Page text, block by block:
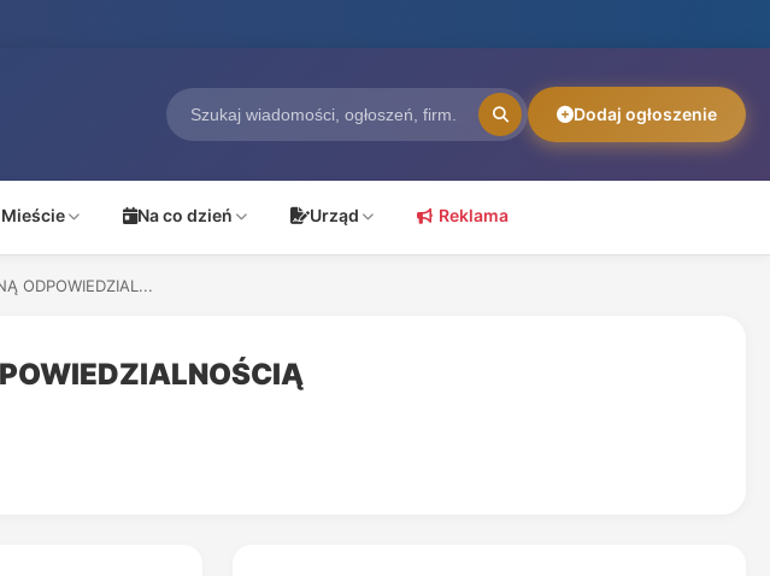
Dodaj ogłoszenie
Mieście Na co dzień Urząd Reklama
ODPOWIEDZIAL...